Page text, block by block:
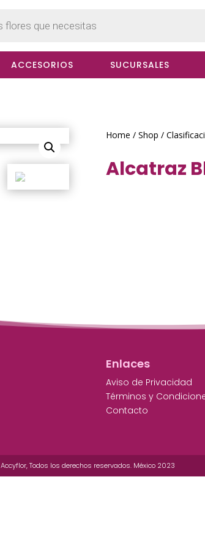
ACCESORIOS SUCURSALES
Home / Shop /
Alcatraz
Enlaces
Aviso de Privacidad
Términos y
Contacto
Accyflor, Todos los derechos reservados. México 2023